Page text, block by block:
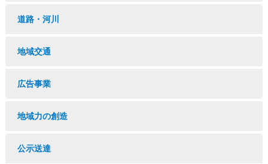
道路・河川
地域交通
広告事業
地域力の創造
公示送達